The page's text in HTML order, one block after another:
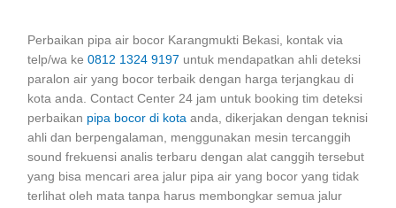
Perbaikan pipa air bocor Karangmukti Bekasi, kontak via
telp/wa ke0812 1324 9197 untuk mendapatkan ahli deteksi
paralon air yang bocor terbaik dengan harga terjangkau di
kota anda. Contact Center 24 jam untuk booking tim deteksi
perbaikan pipa bocor di kota anda, dikerjakan dengan teknisi
ahli dan berpengalaman, menggunakan mesin tercanggih
sound frekuensi analis terbaru dengan alat canggih tersebut
yang bisa mencari area jalur pipa air yang bocor yang tidak
terlihat oleh mata tanpa harus membongkar semua jalur